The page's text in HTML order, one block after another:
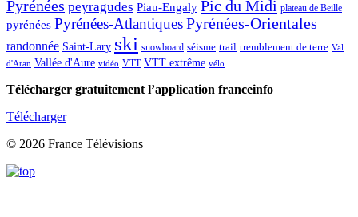
Pyrénées peyragudes Piau-Engaly Pic du Midi plateau de Beille
pyrénées Pyrénées-AtlantiquesPyrénées-Orientales
randonnée Saint-Lary ski snowboard séisme trail tremblement de terre Val
d'Aran Vallée d'Aure vidéo VTT VTT extrême vélo
Télécharger gratuitement l’application franceinfo
Télécharger
© 2026 France Télévisions